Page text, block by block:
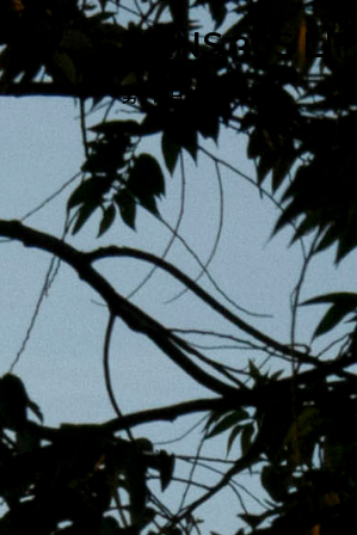
跳
至
主
內
MENS 30S LIFE
男子的日常生活